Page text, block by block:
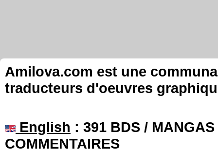
Amilova.com est une
traducteurs d'oeuvres
English : 391 BDS /
COMMENTAIRES